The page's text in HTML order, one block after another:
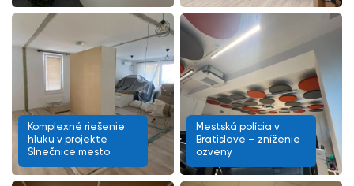
Komplexné riešenie
hluku v projekte
Slnečnice mesto
Mestská polícia v
Bratislave – zníženie
ozveny